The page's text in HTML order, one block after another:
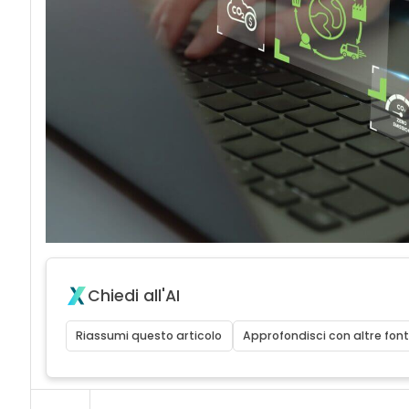
Chiedi all'AI
Riassumi questo articolo Approfondisci con altre